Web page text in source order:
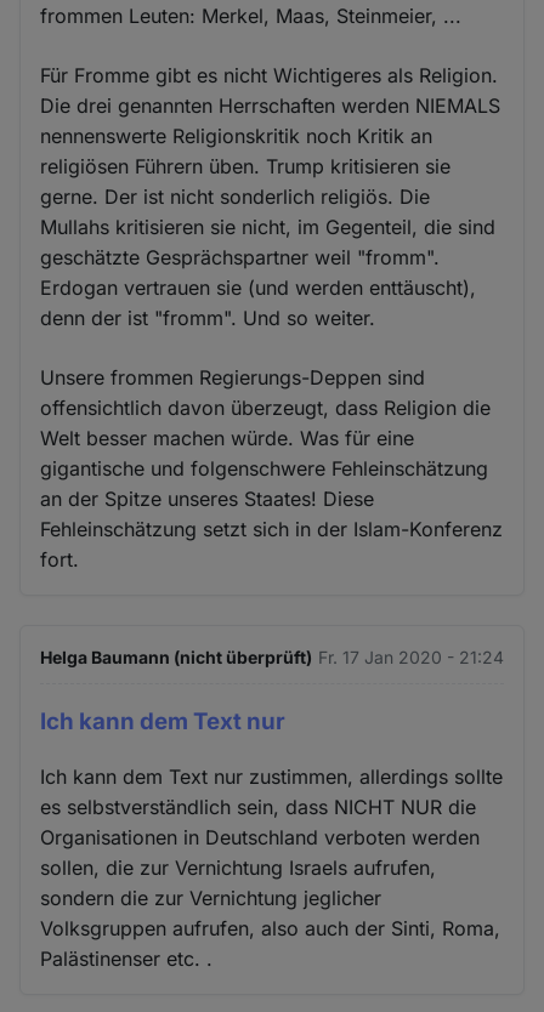
frommen Leuten: Merkel, Maas, Steinmeier, ...
Für Fromme gibt es nicht Wichtigeres als Religion.
Die drei genannten Herrschaften werden NIEMALS
nennenswerte Religionskritik noch Kritik an
religiösen Führern üben. Trump kritisieren sie
gerne. Der ist nicht sonderlich religiös. Die
Mullahs kritisieren sie nicht, im Gegenteil, die sind
geschätzte Gesprächspartner weil "fromm".
Erdogan vertrauen sie (und werden enttäuscht),
denn der ist "fromm". Und so weiter.
Unsere frommen Regierungs-Deppen sind
offensichtlich davon überzeugt, dass Religion die
Welt besser machen würde. Was für eine
gigantische und folgenschwere Fehleinschätzung
an der Spitze unseres Staates! Diese
Fehleinschätzung setzt sich in der Islam-Konferenz
fort.
Helga Baumann (nicht überprüft) Fr. 17 Jan 2020 - 21:24
Ich kann dem Text nur
Ich kann dem Text nur zustimmen, allerdings sollte
es selbstverständlich sein, dass NICHT NUR die
Organisationen in Deutschland verboten werden
sollen, die zur Vernichtung Israels aufrufen,
sondern die zur Vernichtung jeglicher
Volksgruppen aufrufen, also auch der Sinti, Roma,
Palästinenser etc. .